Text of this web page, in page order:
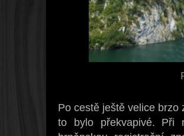
Po cestě ještě velice
to bylo překvapivé. Při